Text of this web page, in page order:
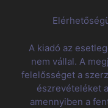
A kiadó az
nem vállal. A
felelősséget a
észrevételéket
amennyiben a